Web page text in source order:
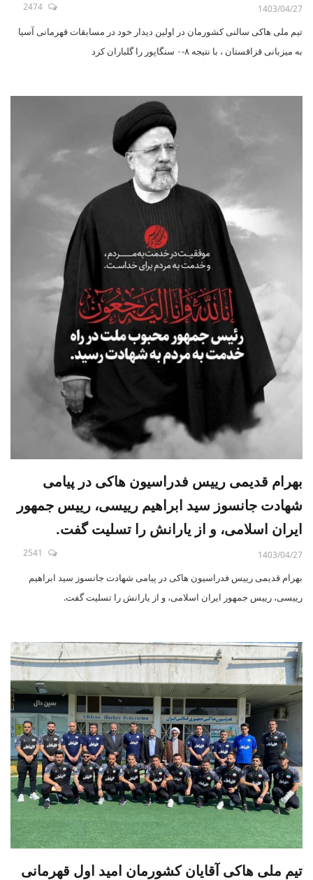
1403/04/27
2474
تیم ملی هاکی سالنی کشورمان در اولین دیدار خود در مسابقات قهرمانی آسیا
به میزبانی قزاقستان ، با نتیجه ۸-۰ سنگاپور را گلباران کرد
بهرام قدیمی رییس فدراسیون هاکی در پیامی
شهادت جانسوز سید ابراهیم رییسی، رییس جمهور
ایران اسلامی، و از یارانش را تسلیت گفت.
1403/04/27
2541
بهرام قدیمی رییس فدراسیون هاکی در پیامی شهادت جانسوز سید ابراهیم
رییسی، رییس جمهور ایران اسلامی، و از یارانش را تسلیت گفت.
تیم ملی هاکی آقایان کشورمان امید اول قهرمانی